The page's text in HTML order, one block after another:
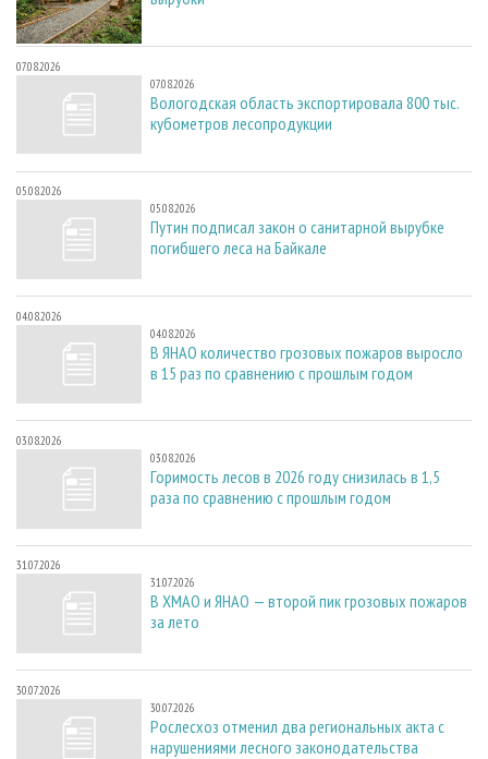
07.08.2026
07.08.2026
Вологодская область экспортировала 800 тыс.
кубометров лесопродукции
05.08.2026
05.08.2026
Путин подписал закон о санитарной вырубке
погибшего леса на Байкале
04.08.2026
04.08.2026
В ЯНАО количество грозовых пожаров выросло
в 15 раз по сравнению с прошлым годом
03.08.2026
03.08.2026
Горимость лесов в 2026 году снизилась в 1,5
раза по сравнению с прошлым годом
31.07.2026
31.07.2026
В ХМАО и ЯНАО — второй пик грозовых пожаров
за лето
30.07.2026
30.07.2026
Рослесхоз отменил два региональных акта с
нарушениями лесного законодательства